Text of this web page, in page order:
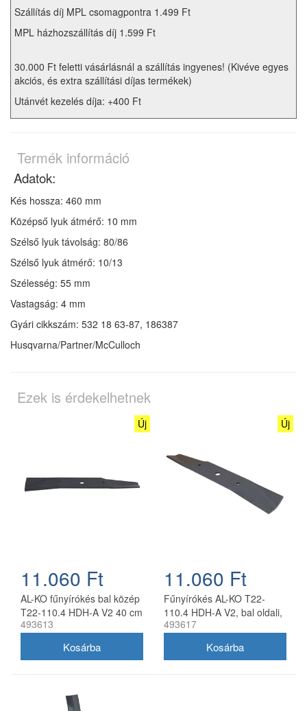
Szállítás díj MPL csomagpontra 1.499 Ft
MPL házhozszállítás díj 1.599 Ft
30.000 Ft feletti vásárlásnál a szállítás ingyenes! (Kivéve egyes
akciós, és extra szállítási díjas termékek)
Utánvét kezelés díja: +400 Ft
Termék információ
Adatok:
Kés hossza: 460 mm
Középső lyuk átmérő: 10 mm
Szélső lyuk távolság: 80/86
Szélső lyuk átmérő: 10/13
Szélesség: 55 mm
Vastagság: 4 mm
Gyári cikkszám: 532 18 63-87, 186387
Husqvarna/Partner/McCulloch
Ezek is érdekelhetnek
Új
11.060 Ft
AL-KO fűnyírókés bal közép
T22-110.4 HDH-A V2 40 cm
493613
Új
11.060 Ft
Fűnyírókés AL-KO T22-
110.4 HDH-A V2, bal oldali,
40 cm
493617